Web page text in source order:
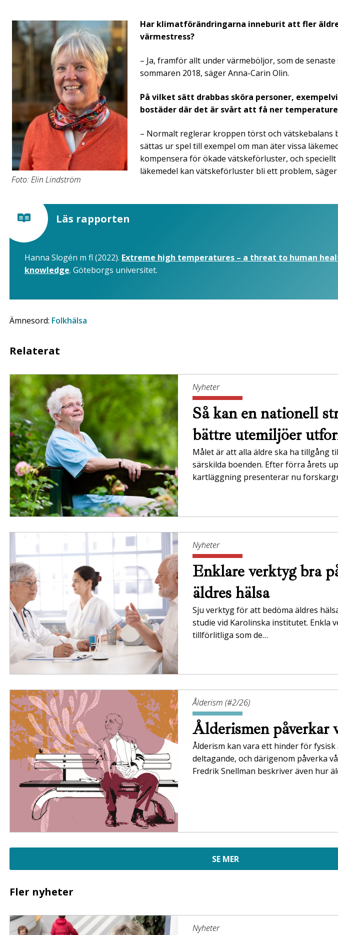
Foto: Elin Lindström
Har klimatförändringarna inneburit att fler
värmestress?
– Ja, framför allt under värmeböljor, som de
sommaren 2018, säger Anna-Carin Olin.
På vilket sätt drabbas sköra personer,
bostäder där det är svårt att få ner
– Normalt reglerar kroppen törst och vätskebalans
sättas ur spel till exempel om man äter vissa
kompensera för ökade vätskeförluster, och speciellt
läkemedel kan vätskeförluster bli ett problem, säger
Läs rapporten
Hanna Slogén m fl (2022). Extreme high temperatures – a threat to human
knowledge. Göteborgs universitet.
Ämnesord: Folkhälsa
Relaterat
Nyheter
Så kan en nationell
bättre utemiljöer
Målet är att alla äldre ska ha tillgång
särskilda boenden. Efter förra årets
kartläggning presenterar nu
Nyheter
Enklare verktyg bra
äldres hälsa
Sju verktyg för att bedöma äldres
studie vid Karolinska institutet. Enkla
tillförlitliga som de…
Ålderism (#2/26)
Ålderismen påverkar
Ålderism kan vara ett hinder för
deltagande, och därigenom påverka
Fredrik Snellman beskriver även hur
SE MER
Fler nyheter
Nyheter